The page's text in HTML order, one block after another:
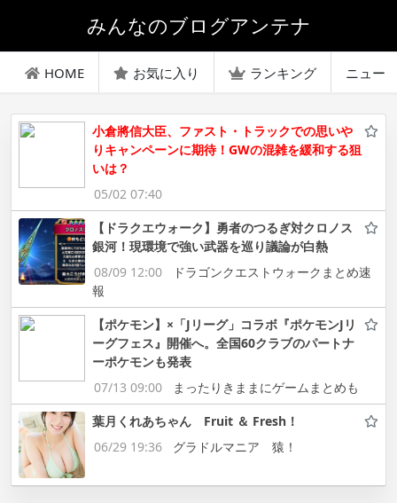
みんなのブログアンテナ
HOME お気に入り ランキング ニュー
小倉將信大臣、ファスト・トラックでの思いや
りキャンペーンに期待！GWの混雑を緩和する狙
いは？
05/02 07:40
【ドラクエウォーク】勇者のつるぎ対クロノス
銀河！現環境で強い武器を巡り議論が白熱
08/09 12:00
ドラゴンクエストウォークまとめ速
報
【ポケモン】×「Jリーグ」コラボ『ポケモンJリ
ーグフェス』開催へ。全国60クラブのパートナ
ーポケモンも発表
07/13 09:00
まったりきままにゲームまとめも
葉月くれあちゃん Fruit ＆ Fresh！
06/29 19:36
グラドルマニア 猿！